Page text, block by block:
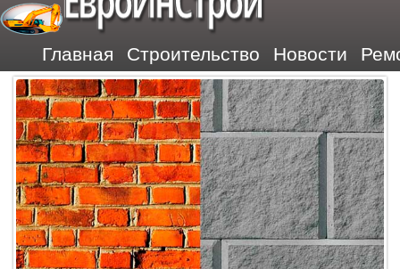
Главная Строительство Новости